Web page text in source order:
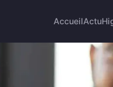
AccueilActu